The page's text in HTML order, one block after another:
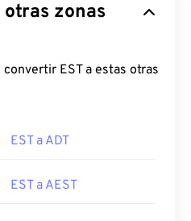
zonas
EST a estas otras
EST a ADT
EST a AEST